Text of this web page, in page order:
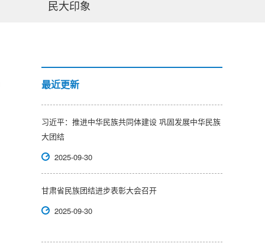
民大印象
最近更新
习近平：推进中华民族共同体建设 巩固发展中华民族
大团结
2025-09-30
甘肃省民族团结进步表彰大会召开
2025-09-30